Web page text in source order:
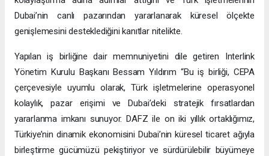
Dubai’nin canlı pazarından yararlanarak küresel ölçekte
genişlemesini desteklediğini kanıtlar nitelikte.
Yapılan iş birliğine dair memnuniyetini dile getiren Interlink
Yönetim Kurulu Başkanı Bessam Yıldırım “Bu iş birliği, CEPA
çerçevesiyle uyumlu olarak, Türk işletmelerine operasyonel
kolaylık, pazar erişimi ve Dubai’deki stratejik fırsatlardan
yararlanma imkanı sunuyor. DAFZ ile on iki yıllık ortaklığımız,
Türkiye’nin dinamik ekonomisini Dubai’nin küresel ticaret ağıyla
birleştirme gücümüzü pekiştiriyor ve sürdürülebilir büyümeye